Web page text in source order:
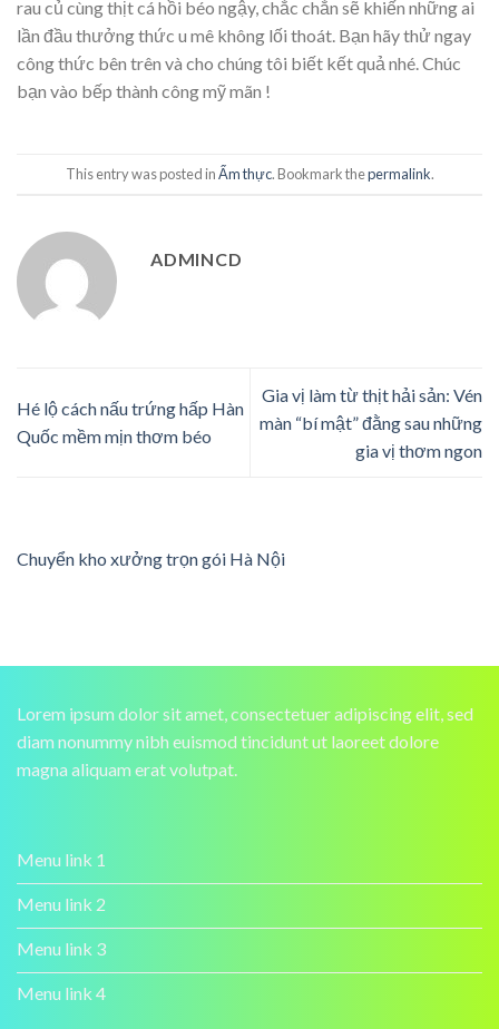
rau củ cùng thịt cá hồi béo ngậy, chắc chắn sẽ khiến những ai
lần đầu thưởng thức u mê không lối thoát. Bạn hãy thử ngay
công thức bên trên và cho chúng tôi biết kết quả nhé. Chúc
bạn vào bếp thành công mỹ mãn !
This entry was posted inẨm thực. Bookmark thepermalink.
ADMINCD
Hé lộ cách nấu trứng hấp Hàn
Quốc mềm mịn thơm béo
Gia vị làm từ thịt hải sản: Vén
màn “bí mật” đằng sau những
gia vị thơm ngon
Chuyển kho xưởng trọn gói Hà Nội
Lorem ipsum dolor sit amet, consectetuer adipiscing elit, sed
diam nonummy nibh euismod tincidunt ut laoreet dolore
magna aliquam erat volutpat.
Menu link 1
Menu link 2
Menu link 3
Menu link 4